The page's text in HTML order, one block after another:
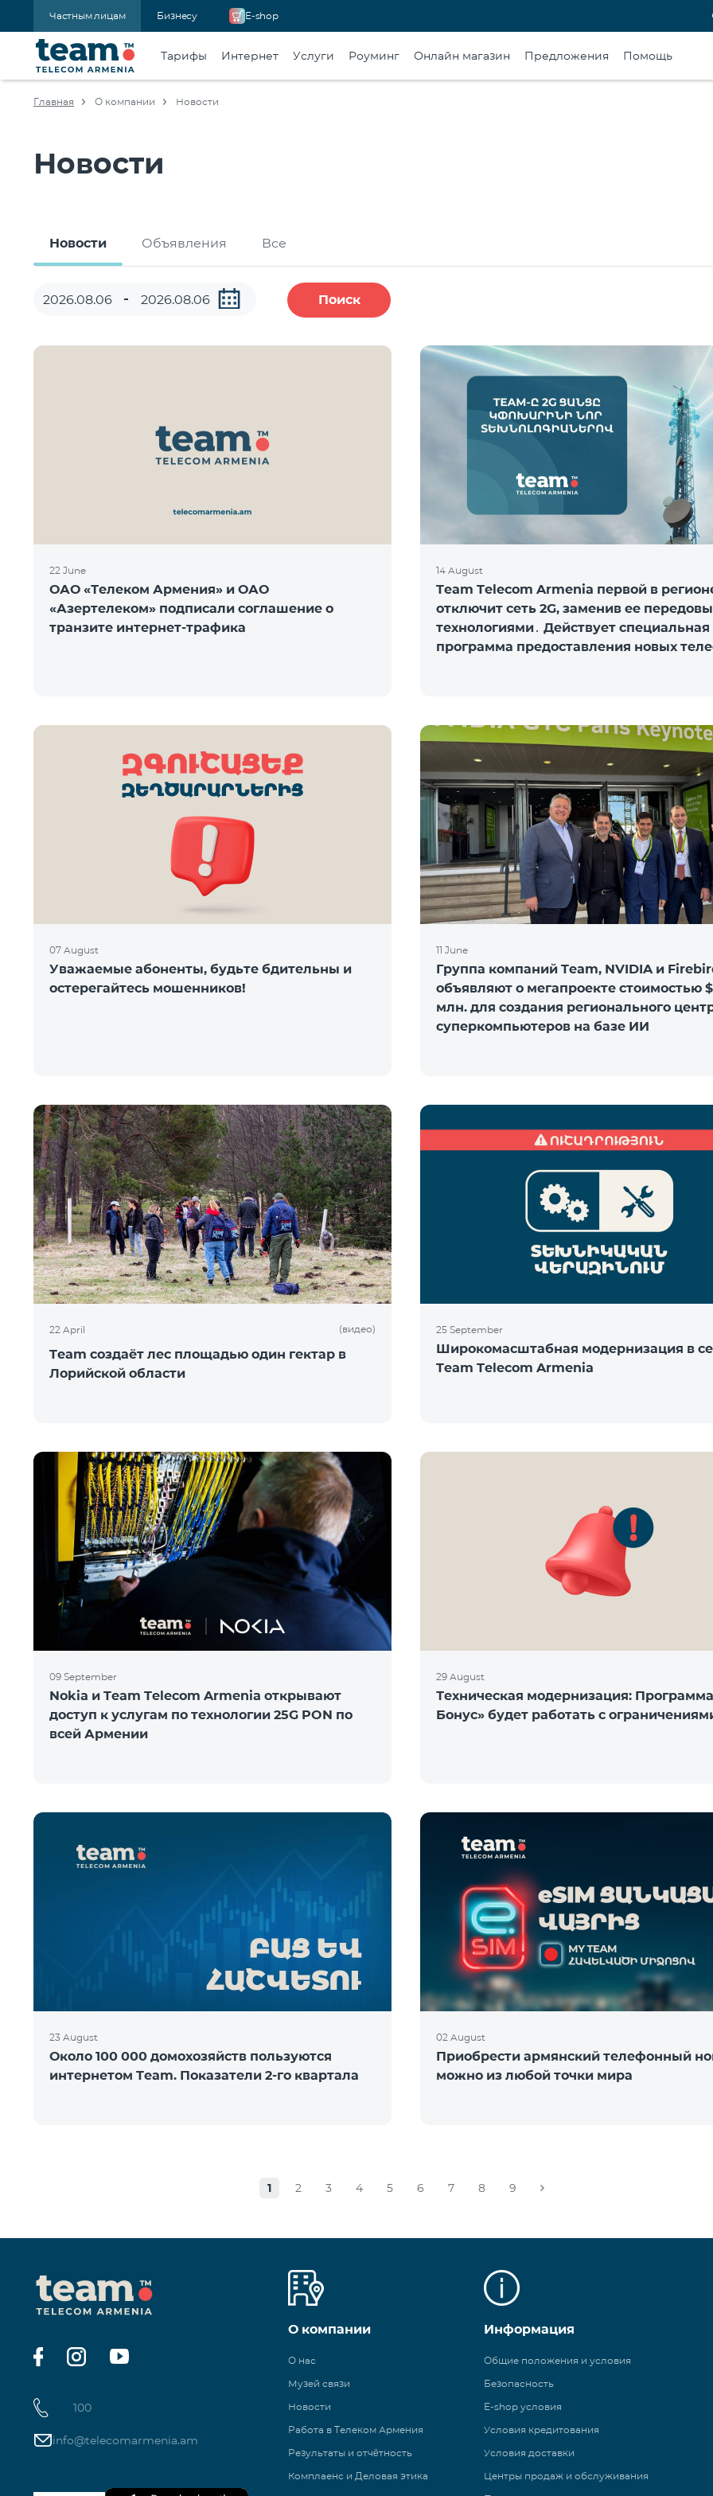
Частным лицам Бизнесу E-shop
Тарифы Интернет Услуги Роуминг Онлайн магазин Предложения Помощь
Главная О компании Новости
Новости
Новости Объявления Все
Поиск
22 June
ОАО «Телеком Армения» и ОАО
«Азертелеком» подписали соглашение о
транзите интернет-трафика
14 August
Team Telecom Armenia первой в
отключит сеть 2G, заменив ее
технологиями․ Действует специальная
программа предоставления новых
07 August
Уважаемые абоненты, будьте бдительны и
остерегайтесь мошенников!
11 June
Группа компаний Team, NVIDIA и
объявляют о мегапроекте стоимостью
млн. для создания регионального
суперкомпьютеров на базе ИИ
22 April (видео)
Team создаёт лес площадью один гектар в
Лорийской области
25 September
Широкомасштабная модернизация в
Team Telecom Armenia
09 September
Nokia и Team Telecom Armenia открывают
доступ к услугам по технологии 25G PON по
всей Армении
29 August
Техническая модернизация:
Бонус» будет работать с
23 August
Около 100 000 домохозяйств пользуются
интернетом Team. Показатели 2-го квартала
02 August
Приобрести армянский телефонный
можно из любой точки мира
1 2 3 4 5 6 7 8 9
100
info@telecomarmenia.am
О компании
О нас
Музей связи
Новости
Работа в Телеком Армения
Результаты и отчётность
Комплаенс и Деловая этика
Информация
Общие положения и условия
Безопасность
E-shop условия
Условия кредитования
Условия доставки
Центры продаж и обслуживания